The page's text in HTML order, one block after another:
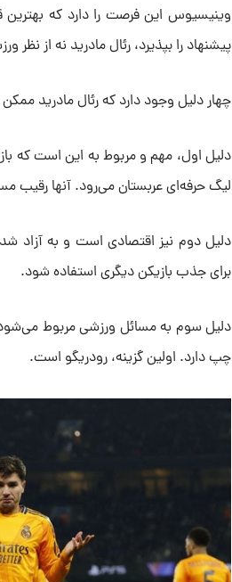
وینیسیوس این فرصت را دارد که بهترین
پیشنهاد را بپذیرد، رئال مادرید نه از
چهار دلیل وجود دارد که رئال مادرید
لیگ حرفه‌ای عربستان می‌رود. آنها
برای جذب بازیکن دیگری استفاده شود.
دلیل سوم به مسائل ورزشی مربوط می‌شود
چپ دارد. اولین گزینه، رودریگو است.